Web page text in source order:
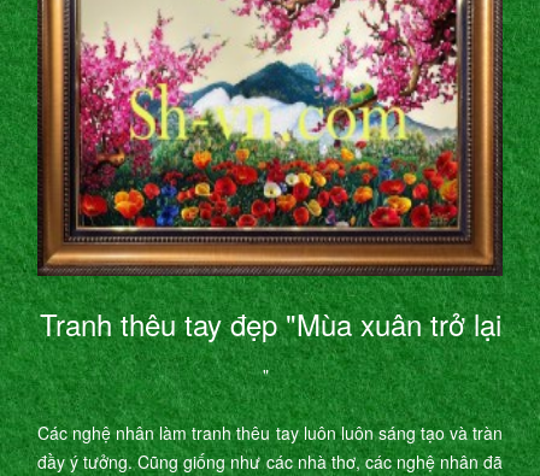
Tranh thêu tay đẹp "Mùa xuân trở lại
"
Các nghệ nhân làm tranh thêu tay luôn luôn sáng tạo và tràn
đầy ý tưởng. Cũng giống như các nhà thơ, các nghệ nhân đã